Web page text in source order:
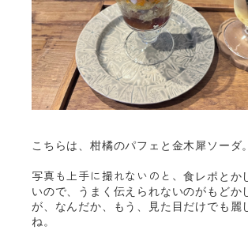
こちらは、柑橘のパフェと金木犀ソーダ。
写真も上手に撮れないのと、食レポとか
いので、
うまく伝えられないのがもどか
が、なんだか、もう、見た目だけでも麗
ね。